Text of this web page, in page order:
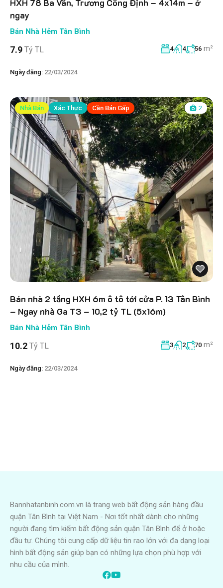
HXH 78 Ba Vân, Trương Công Định – 4x14m – ở
ngay
Bán Nhà Hẻm Tân Bình
7.9 Tỷ TL 4 4 56 m²
Ngày đăng: 22/03/2024
Nhà Bán Xác Thực Cần Bán Gấp 2
Bán nhà 2 tầng HXH 6m ô tô tới cửa P. 13 Tân Bình
– Ngay nhà Ga T3 – 10,2 tỷ TL (5x16m)
Bán Nhà Hẻm Tân Bình
10.2 Tỷ TL 3 2 70 m²
Ngày đăng: 22/03/2024
Bannhatanbinh.com.vn là trang web bất động sản hàng đầu
quận Tân Bình tại Việt Nam - Nơi tốt nhất dành cho những
người đang tìm kiếm bất động sản quận Tân Bình để ở hoặc
đầu tư. Chúng tôi cung cấp dữ liệu tin rao lớn với đa dạng loại
hình bất động sản giúp bạn có những lựa chọn phù hợp với
nhu cầu của mình.